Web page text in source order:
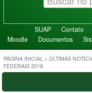
SUAP Contato
Moodle
Documentos
PÁGINA INICIAL > ÚLTIMAS
FEDERAIS 2018